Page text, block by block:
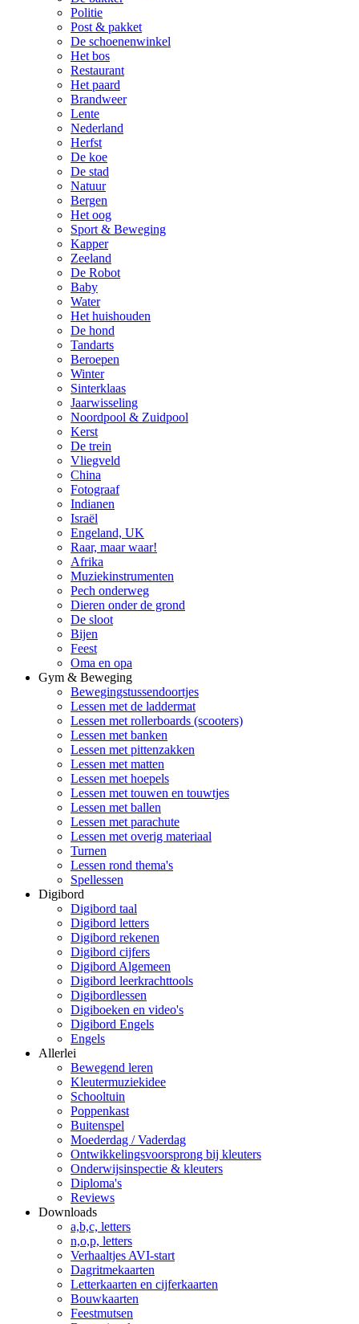
Politie
Post & pakket
De schoenenwinkel
Het bos
Restaurant
Het paard
Brandweer
Lente
Nederland
Herfst
De koe
De stad
Natuur
Bergen
Het oog
Sport & Beweging
Kapper
Zeeland
De Robot
Baby
Water
Het huishouden
De hond
Tandarts
Beroepen
Winter
Sinterklaas
Jaarwisseling
Noordpool & Zuidpool
Kerst
De trein
Vliegveld
China
Fotograaf
Indianen
Israël
Engeland, UK
Raar, maar waar!
Afrika
Muziekinstrumenten
Pech onderweg
Dieren onder de grond
De sloot
Bijen
Feest
Oma en opa
Gym & Beweging
Bewegingstussendoortjes
Lessen met de laddermat
Lessen met rollerboards (scooters)
Lessen met banken
Lessen met pittenzakken
Lessen met matten
Lessen met hoepels
Lessen met touwen en touwtjes
Lessen met ballen
Lessen met parachute
Lessen met overig materiaal
Turnen
Lessen rond thema's
Spellessen
Digibord
Digibord taal
Digibord letters
Digibord rekenen
Digibord cijfers
Digibord Algemeen
Digibord leerkrachttools
Digibordlessen
Digiboeken en video's
Digibord Engels
Engels
Allerlei
Bewegend leren
Kleutermuziekidee
Schooltuin
Poppenkast
Buitenspel
Moederdag / Vaderdag
Ontwikkelingsvoorsprong bij kleuters
Onderwijsinspectie & kleuters
Diploma's
Reviews
Downloads
a,b,c, letters
n,o,p, letters
Verhaaltjes AVI-start
Dagritmekaarten
Letterkaarten en cijferkaarten
Bouwkaarten
Feestmutsen